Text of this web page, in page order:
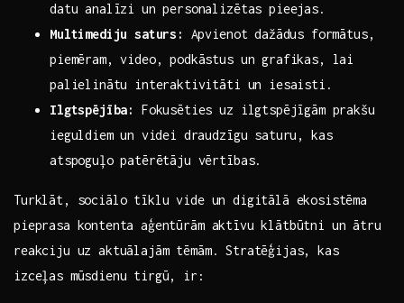
datu analīzi un personalizētas pieejas.
Multimediju saturs:
⁤Apvienot‍ dažādus formātus,
piemēram, video, podkāstus un grafikas, lai‌
palielinātu interaktivitāti un iesaisti.
Ilgtspējība:
Fokusēties uz ilgtspējīgām prakšu
‌ieguldiem ⁤un videi‍ draudzīgu saturu, kas
atspoguļo patērētāju​ vērtības.
Turklāt, sociālo tīklu vide un‍ digitālā ekosistēma
pieprasa ​kontenta aģentūrām aktīvu klātbūtni‍ un ātru
reakciju uz aktuālajām tēmām. Stratēģijas, kas
izceļas mūsdienu tirgū, ir: